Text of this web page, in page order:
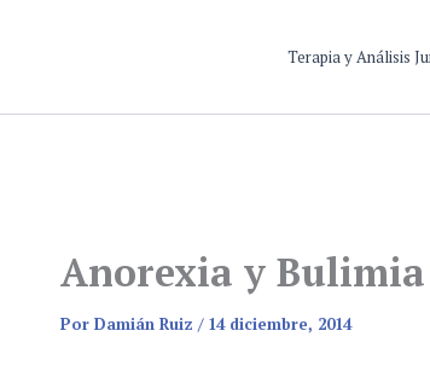
Terapia y Análisis
Anorexia y Bulimia
Por Damián Ruiz / 14 diciembre, 2014